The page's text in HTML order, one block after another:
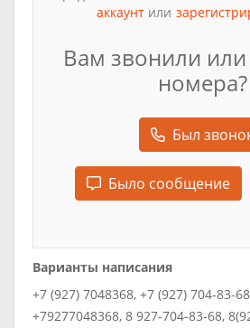
аккаунтили
Вам звонили или
номера?
Был
Было сообщение
Варианты написания
+7 (927) 7048368, +7 (927) 704-83-
+79277048368, 8 927-704-83-68,